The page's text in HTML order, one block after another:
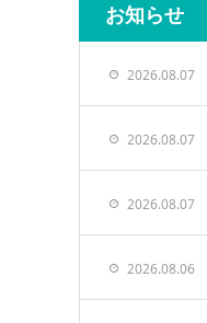
お知らせ
2026.08.07
2026.08.07
2026.08.07
2026.08.06